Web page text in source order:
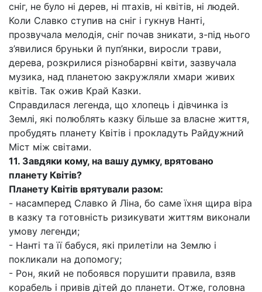
сніг, не було ні дерев, ні птахів, ні квітів, ні людей.
Коли Славко ступив на сніг і гукнув Нанті,
прозвучала мелодія, сніг почав зникати, з-під нього
з’явилися бруньки й пуп’янки, виросли трави,
дерева, розкрилися різнобарвні квіти, зазвучала
музика, над планетою закружляли хмари живих
квітів. Так ожив Край Казки.
Справдилася легенда, що хлопець і дівчинка із
Землі, які полюблять казку більше за власне життя,
пробудять планету Квітів і прокладуть Райдужний
Міст між світами.
11. Завдяки кому, на вашу думку, врятовано
планету Квітів?
Планету Квітів врятували разом:
- насамперед Славко й Ліна, бо саме їхня щира віра
в казку та готовність ризикувати життям виконали
умову легенди;
- Нанті та її бабуся, які прилетіли на Землю і
покликали на допомогу;
- Рон, який не побоявся порушити правила, взяв
корабель і привів дітей до планети. Отже, головна